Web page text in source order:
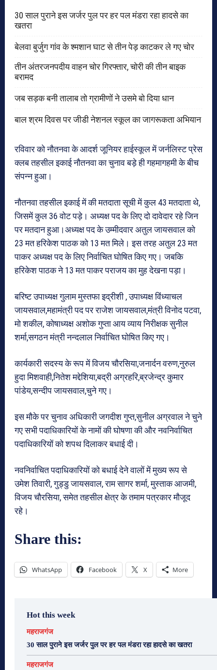
30 साल पुराने इस जर्जर पुल पर हर पल मंडरा रहा हादसे का
खतरा
बेलवा बुर्जुग गांव के श्मशान घाट से तीन पेड़ काटकर ले गए चोर
तीन अंतरजनपदीय वाहन चोर गिरफ्तार, चोरी की तीन बाइक
बरामद
जब सड़क बनी तालाब तो ग्रामीणों ने उसमे बो दिया धान
बाल श्रम दिवस पर जीडी नेशनल स्कूल का जागरूकता अभियान
रविवार को नौतनवा के आदर्श जूनियर हाईस्कूल में जर्नलिस्ट प्रेस
क्लब तहसील इकाई नौतनवा का चुनाव बड़े ही गहमागहमी के बीच
संपन्न हुआ।
नौतनवा तहसील इकाई में की मतदाता सूची में कुल 43 मतदाता थे,
जिसमें कुल 36 वोट पड़े। अध्यक्ष पद के लिए दो दावेदार रहे जिन
पर मतदान हुआ।अध्यक्ष पद के उम्मीदवार अतुल जायसवाल को
23 मत हरिकेश पाठक को 13 मत मिले। इस तरह अतुल 23 मत
पाकर अध्यक्ष पद के लिए निर्वाचित घोषित किए गए। जबकि
हरिकेश पाठक ने 13 मत पाकर पराजय का मुह देखना पड़ा।
बरिष्ट उपाध्यक्ष गुलाम मुस्तफा इद्रीशी , उपाध्यक्ष विंध्याचल
जायसवाल,महामंत्री पद पर राजेश जायसवाल,मंत्री विनोद पटवा,
मो शकील, कोषाध्यक्ष अशोक गुप्ता आय व्याय निरीक्षक सुनील
शर्मा,सगठन मंत्री नन्दलाल निर्वाचित घोषित किए गए।
कार्यकारी सदस्य के रूप में विजय चौरसिया,जनार्दन वरुण,नुरुल
हुदा मिशवाही,नितेश मद्देशिया,बद्री अग्रहरि,ब्रजेन्द्र कुमार
पांडेय,सन्दीप जायसवाल,चुने गए।
इस मौके पर चुनाव अधिकारी जगदीश गुप्त,सुनील अग्रवाल ने चुने
गए सभी पदाधिकारियों के नामों की घोषणा की और नवनिर्वाचित
पदाधिकारियों को शपथ दिलाकर बधाई दी।
नवनिर्वाचित पदाधिकारियों को बधाई देने वालों में मुख्य रूप से
उमेश तिवारी, गुड्डु जायसवाल, राम सागर शर्मा, मुस्ताक आजमी,
विजय चौरसिया, समेत तहसील क्षेत्र के तमाम पत्रकार मौजूद
रहे।
Share this:
WhatsApp Facebook X More
Hot this week
महराजगंज
30 साल पुराने इस जर्जर पुल पर हर पल मंडरा रहा हादसे का खतरा
महराजगंज